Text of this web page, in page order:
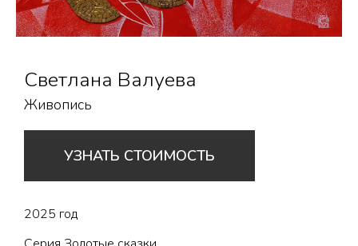
Светлана Валуева
Живопись
УЗНАТЬ СТОИМОСТЬ
2025 год